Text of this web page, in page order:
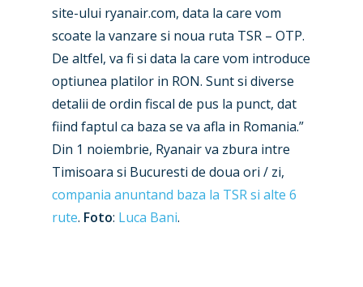
site-ului ryanair.com, data la care vom
scoate la vanzare si noua ruta TSR – OTP.
De altfel, va fi si data la care vom introduce
optiunea platilor in RON. Sunt si diverse
detalii de ordin fiscal de pus la punct, dat
fiind faptul ca baza se va afla in Romania.”
Din 1 noiembrie, Ryanair va zbura intre
Timisoara si Bucuresti de doua ori / zi,
compania anuntand baza la TSR si alte 6
rute. Foto: Luca Bani.
Accidents / Incidents
Airshows
Dubai 2025
Paris 2025
Farnborough 2024
Paris 2023
Farnborough 2022
Business Jets
Military
Trip Reports
Marketplace
Jobs